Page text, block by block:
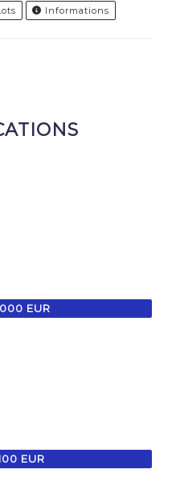
Informations
EUR
EUR